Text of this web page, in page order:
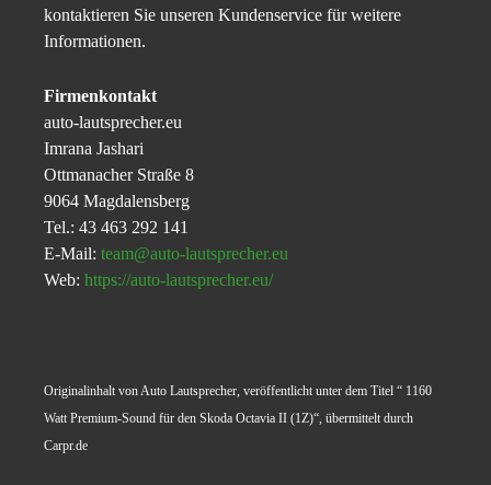
kontaktieren Sie unseren Kundenservice für weitere
Informationen.
Firmenkontakt
auto-lautsprecher.eu
Imrana Jashari
Ottmanacher Straße 8
9064 Magdalensberg
Tel.: 43 463 292 141
E-Mail: team@auto-lautsprecher.eu
Web: https://auto-lautsprecher.eu/
Originalinhalt von Auto Lautsprecher, veröffentlicht unter dem Titel “ 1160
Watt Premium-Sound für den Skoda Octavia II (1Z)“, übermittelt durch
Carpr.de